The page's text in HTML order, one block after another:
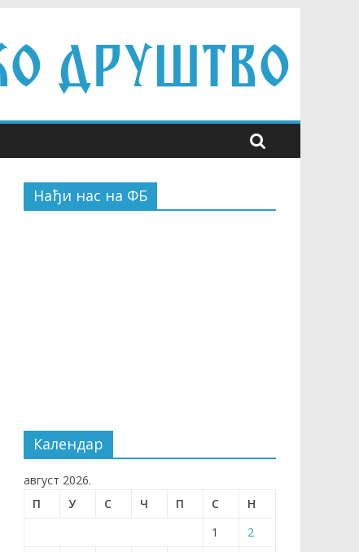
Нађи нас на ФБ
Календар
август 2026.
П
У С Ч П С
Н
1
2